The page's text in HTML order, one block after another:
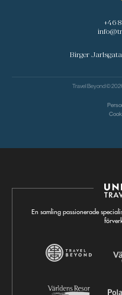
+46
Birger
Travel Beyond ©
En samling passionerade